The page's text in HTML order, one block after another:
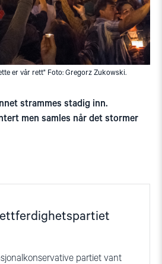
er vår rett" Foto: Gregorz Zukowski.
strammes stadig inn.
men samles når det stormer
partiet vant